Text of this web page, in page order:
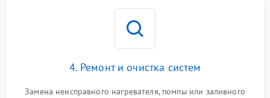
4. Ремонт и очистка систем
Замена неисправного нагревателя, помпы или заливного